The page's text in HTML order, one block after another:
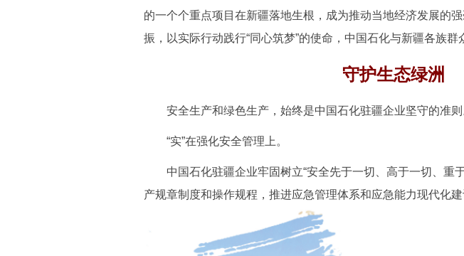
的一个个重点项目在新疆落地生根，成为推动当地经济发展的
振，以实际行动践行“同心筑梦”的使命，中国石化与新疆各族群
守护生态绿洲
安全生产和绿色生产，始终是中国石化驻疆企业坚守的准则
“实”在强化安全管理上。
中国石化驻疆企业牢固树立“安全先于一切、高于一切、重
产规章制度和操作规程，推进应急管理体系和应急能力现代化